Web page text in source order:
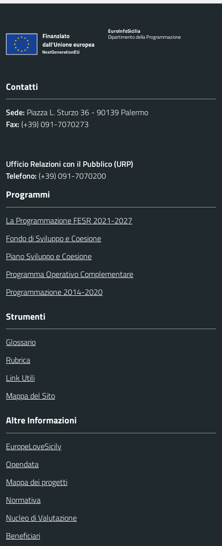
EuroInfoSicilia
Dipartimento della Programmazione
Contatti
Sede: Piazza L. Sturzo 36 - 90139 Palermo
Fax: (+39) 091-7070273
Ufficio Relazioni con il Pubblico (URP)
Telefono: (+39) 091-7070200
Programmi
La Programmazione FESR 2021-2027
Fondo di Sviluppo e Coesione
Piano Sviluppo e Coesione
Programma Operativo Complementare
Programmazione 2014-2020
Strumenti
Glossario
Rubrica
Link Utili
Mappa del Sito
Altre Informazioni
EuropeLoveSicily
Opendata
Mappa dei progetti
Normativa
Nucleo di Valutazione
Beneficiari